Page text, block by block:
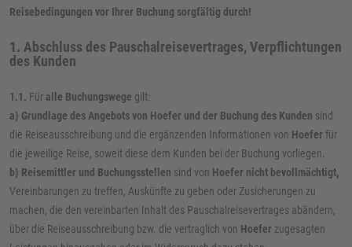
Reisebedingungen vor Ihrer Buchung sorgfältig durch!
1. Abschluss des Pauschalreisevertrages, Verpflichtungen
des Kunden
1.1. Für alle Buchungswege gilt:
a) Grundlage des Angebots von Hoefer und der Buchung des Kunden sind
die Reiseausschreibung und die ergänzenden Informationen von Hoefer für
die jeweilige Reise, soweit diese dem Kunden bei der Buchung vorliegen.
b) Reisemittler und Buchungsstellen sind von Hoefer nicht bevollmächtigt,
Vereinbarungen zu treffen, Auskünfte zu geben oder Zusicherungen zu
machen, die den vereinbarten Inhalt des Pauschalreisevertrages abändern,
über die Reiseausschreibung bzw. die vertraglich von Hoefer zugesagten